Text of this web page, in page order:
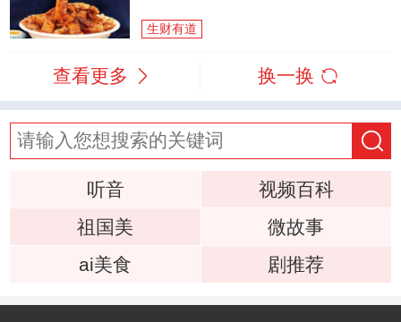
生财有道
查看更多 换一换
听音
视频百科
祖国美
微故事
ai美食
剧推荐